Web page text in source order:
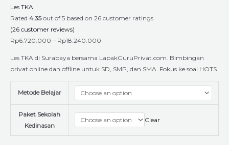
Les TKA
Rated 4.35out of 5 based on 26 customer ratings
(26 customer reviews)
Rp6.720.000 – Rp18.240.000
Les TKA di Surabaya bersama LapakGuruPrivat.com. Bimbingan
privat online dan offline untuk SD, SMP, dan SMA. Fokus ke soal HOTS
Metode Belajar
Paket Sekolah
Kedinasan
Clear